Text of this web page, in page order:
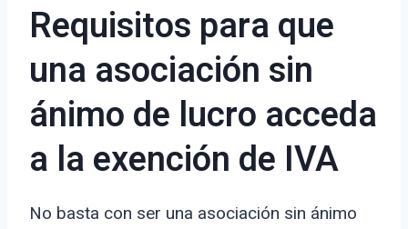
Requisitos para que
una asociación sin
ánimo de lucro acceda
a la exención de IVA
No basta con ser una asociación sin ánimo